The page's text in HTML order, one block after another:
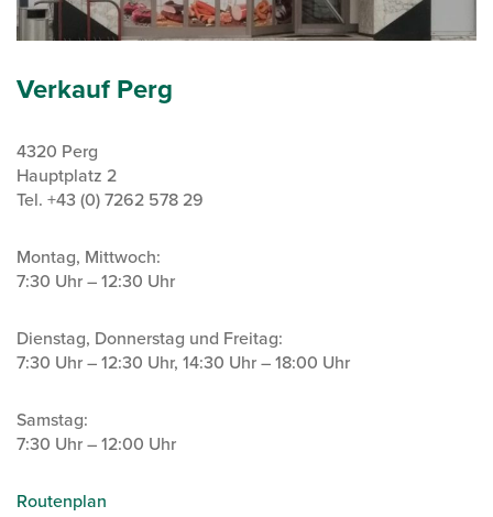
Verkauf Perg
4320 Perg
Hauptplatz 2
Tel. +43 (0) 7262 578 29
Montag, Mittwoch:
7:30 Uhr – 12:30 Uhr
Dienstag, Donnerstag und Freitag:
7:30 Uhr – 12:30 Uhr, 14:30 Uhr – 18:00 Uhr
Samstag:
7:30 Uhr – 12:00 Uhr
Routenplan